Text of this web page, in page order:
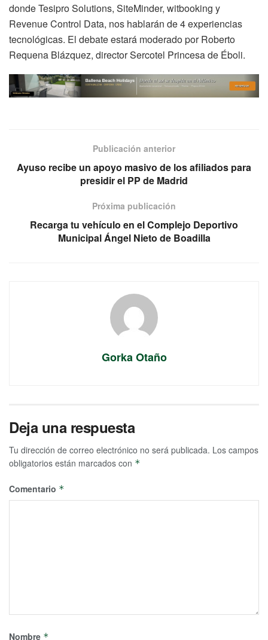
donde Tesipro Solutions, SiteMinder, witbooking y
Revenue Control Data, nos hablarán de 4 experiencias
tecnológicas. El debate estará moderado por Roberto
Requena Blázquez, director Sercotel Princesa de Éboli.
Publicación anterior
Ayuso recibe un apoyo masivo de los afiliados para
presidir el PP de Madrid
Próxima publicación
Recarga tu vehículo en el Complejo Deportivo
Municipal Ángel Nieto de Boadilla
Gorka Otaño
Deja una respuesta
Tu dirección de correo electrónico no será publicada. Los campos
obligatorios están marcados con *
Comentario *
Nombre *